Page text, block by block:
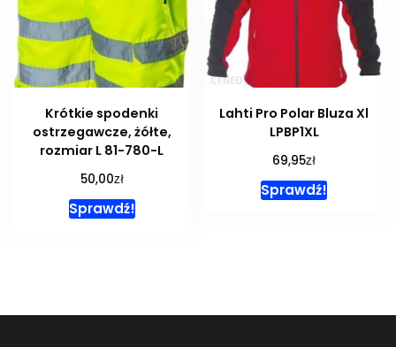
Krótkie spodenki
ostrzegawcze, żółte,
rozmiar L 81-780-L
50,00zł
Sprawdź!
Lahti Pro Polar Bluza Xl
LPBP1XL
69,95zł
Sprawdź!